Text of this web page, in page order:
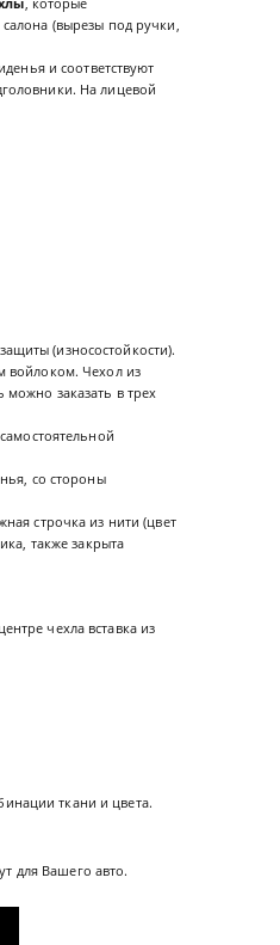
(вырезы под ручки,
и соответствуют
На лицевой
(износостойкости).
войлоком. Чехол из
заказать в трех
со стороны
строчка из нити (цвет
также закрыта
чехла вставка из
ткани и цвета.
для Вашего авто.